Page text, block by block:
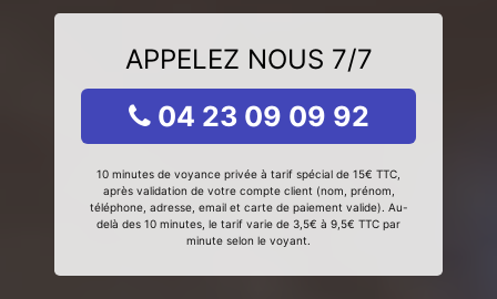
APPELEZ NOUS 7/7
04 23 09 09 92
10 minutes de voyance privée à tarif spécial de 15€ TTC,
après validation de votre compte client (nom, prénom,
téléphone, adresse, email et carte de paiement valide). Au-
delà des 10 minutes, le tarif varie de 3,5€ à 9,5€ TTC par
minute selon le voyant.